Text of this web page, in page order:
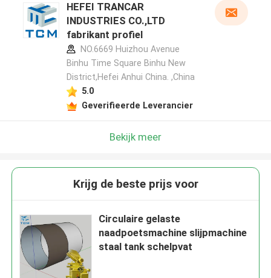
HEFEI TRANCAR
INDUSTRIES CO.,LTD
fabrikant profiel
NO.6669 Huizhou Avenue
Binhu Time Square Binhu New
District,Hefei Anhui China. ,China
5.0
Geverifieerde Leverancier
Bekijk meer
Krijg de beste prijs voor
Circulaire gelaste
naadpoetsmachine slijpmachine
staal tank schelpvat